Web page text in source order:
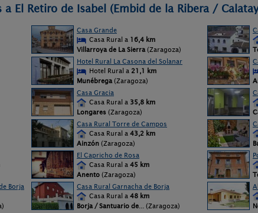
El Retiro de Isabel (Embid de la Ribera /
Casa Grande
Casa Rural a 16,4 km
Villarroya de La Sierra (Zaragoza)
Hotel Rural La Casona del Solanar
Hotel Rural a 21,1 km
Munébrega (Zaragoza)
Casa Gracia
Casa Rural a 35,8 km
Longares (Zaragoza)
Casa Rural Torre de Campos
Casa Rural a 43,2 km
Ainzón (Zaragoza)
El Capricho de Rosa
Casa Rural a 45 km
Anento (Zaragoza)
Borja
Casa Rural Garnacha de Borja
Casa Rural a 48 km
Borja / Santuario de... (Zaragoza)